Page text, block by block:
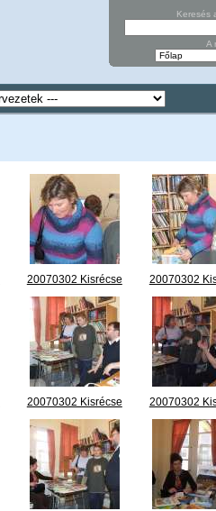
Keresés
A
20070302 Kisrécse
megnyitó 04.jpg
20070302
megnyitó
20070302 Kisrécse
megnyitó 09.jpg
20070302
megnyitó